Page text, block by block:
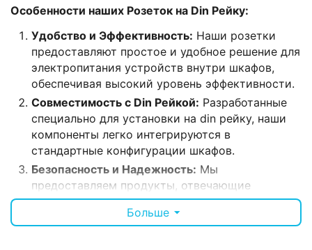
Особенности наших Розеток на Din Рейку:
Удобство и Эффективность: Наши розетки
предоставляют простое и удобное решение для
электропитания устройств внутри шкафов,
обеспечивая высокий уровень эффективности.
Совместимость с Din Рейкой: Разработанные
специально для установки на din рейку, наши
компоненты легко интегрируются в
стандартные конфигурации шкафов.
Безопасность и Надежность: Мы
предоставляем продукты, отвечающие
высоким стандартам безопасности и
обеспечивающие стабильное электропитание в
Больше